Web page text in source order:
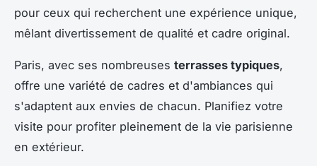
pour ceux qui recherchent une expérience unique,
mêlant divertissement de qualité et cadre original.
Paris, avec ses nombreuses terrasses typiques,
offre une variété de cadres et d'ambiances qui
s'adaptent aux envies de chacun. Planifiez votre
visite pour profiter pleinement de la vie parisienne
en extérieur.